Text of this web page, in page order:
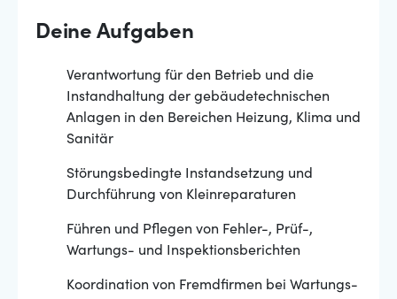
Deine Aufgaben
Verantwortung für den Betrieb und die
Instandhaltung der gebäudetechnischen
Anlagen in den Bereichen Heizung, Klima und
Sanitär
Störungsbedingte Instandsetzung und
Durchführung von Kleinreparaturen
Führen und Pflegen von Fehler-, Prüf-,
Wartungs- und Inspektionsberichten
Koordination von Fremdfirmen bei Wartungs-